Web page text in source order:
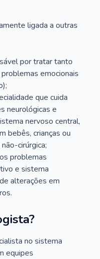
ligada a outras
por tratar tanto
emocionais
que cuida
neurológicas e
nervoso central,
bebês, crianças ou
cirúrgica;
problemas
e sistema
alterações em
no sistema
equipes